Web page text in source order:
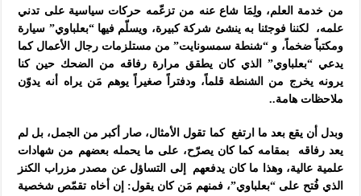
من خدمة العلم، ولِمَا شاع عنه من تزعّمه حركات سياسية على تدني
علمه، لكننا فوجئنا به ينشئ شركة كبيرة، ويسلّم فيها “بعلباوي” سيارة
ومكتباً ضخماً، و “شنطة سمسونايت” من مستلزمات رجال الأعمال كما
يدعي “بعلباوي” الذي كان يطقق مرارة رفاقه من الضحك حين كنا
يرونه يخرج من الشنطة قلماً، ودفتراً صغيراً يوهم مَن يراه أنه يدوّن
ملاحظات هامة..
وبدل أن يقع بعد ما ارتفع كما تقول الأمثال، صار أكبر من الجمل، بل لم
يعد رفاقه بمقامه كما كان يصرّح، على ما يحمله بعضهم من شهادات
علمية عالية، وهذا ما كان يدفعهم إلى التساؤل عن مصدر مزراب الكنز
الذي فُتح على “بعلباوي”، فمنهم مَن كان يقول: إن أخاه تقمّص شخصية